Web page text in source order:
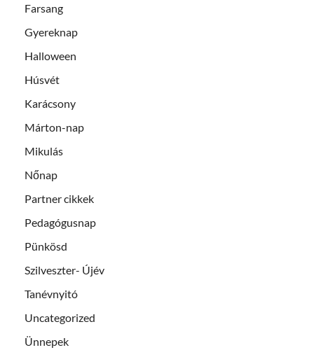
Farsang
Gyereknap
Halloween
Húsvét
Karácsony
Márton-nap
Mikulás
Nőnap
Partner cikkek
Pedagógusnap
Pünkösd
Szilveszter- Újév
Tanévnyitó
Uncategorized
Ünnepek